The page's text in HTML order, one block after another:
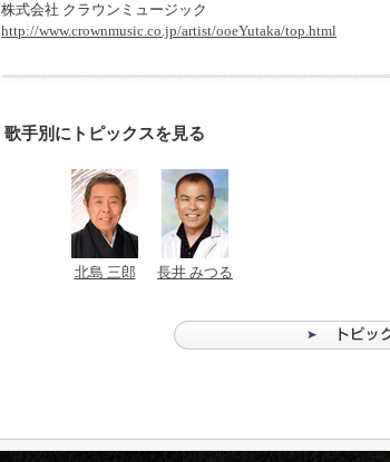
株式会社 クラウンミュージック
http://www.crownmusic.co.jp/artist/ooeYutaka/top.html
歌手別にトピックスを見る
北島 三郎 長井 みつる